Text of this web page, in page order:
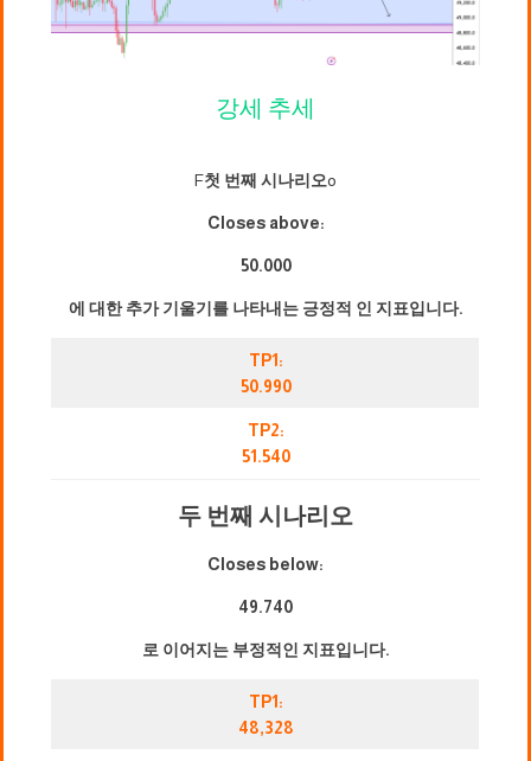
강세 추세
F첫 번째 시나리오o
Closes above:
50.000
에 대한 추가 기울기를 나타내는 긍정적 인 지표입니다.
TP1:
50.990
TP2:
51.540
두 번째 시나리오
Closes below:
49.740
로 이어지는 부정적인 지표입니다.
TP1:
48,328